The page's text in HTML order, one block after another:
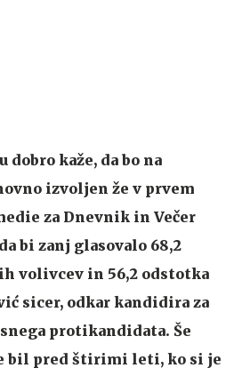
kaže, da bo na
izvoljen že v prvem
za Dnevnik in Večer
bi zanj glasovalo 68,2
volivcev in 56,2 odstotka
sicer, odkar kandidira za
protikandidata. Še
bil pred štirimi leti, ko si je